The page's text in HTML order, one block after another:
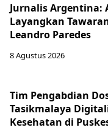
Jurnalis Argentina:
Layangkan
Leandro Paredes
8 Agustus 2026
Tim Pengabdian
Tasikmalaya
Kesehatan di